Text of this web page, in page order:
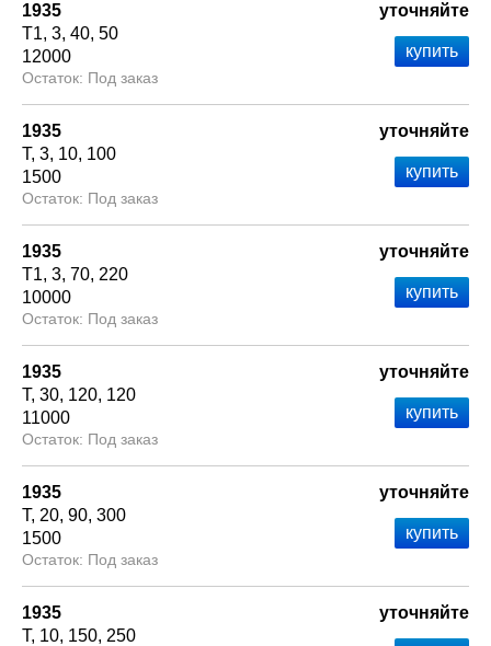
1935
Т1 3 40 50
12000
Под заказ
уточняйте
1935
Т 3 10 100
1500
Под заказ
уточняйте
1935
Т1 3 70 220
10000
Под заказ
уточняйте
1935
Т 30 120 120
11000
Под заказ
уточняйте
1935
Т 20 90 300
1500
Под заказ
уточняйте
1935
Т 10 150 250
уточняйте